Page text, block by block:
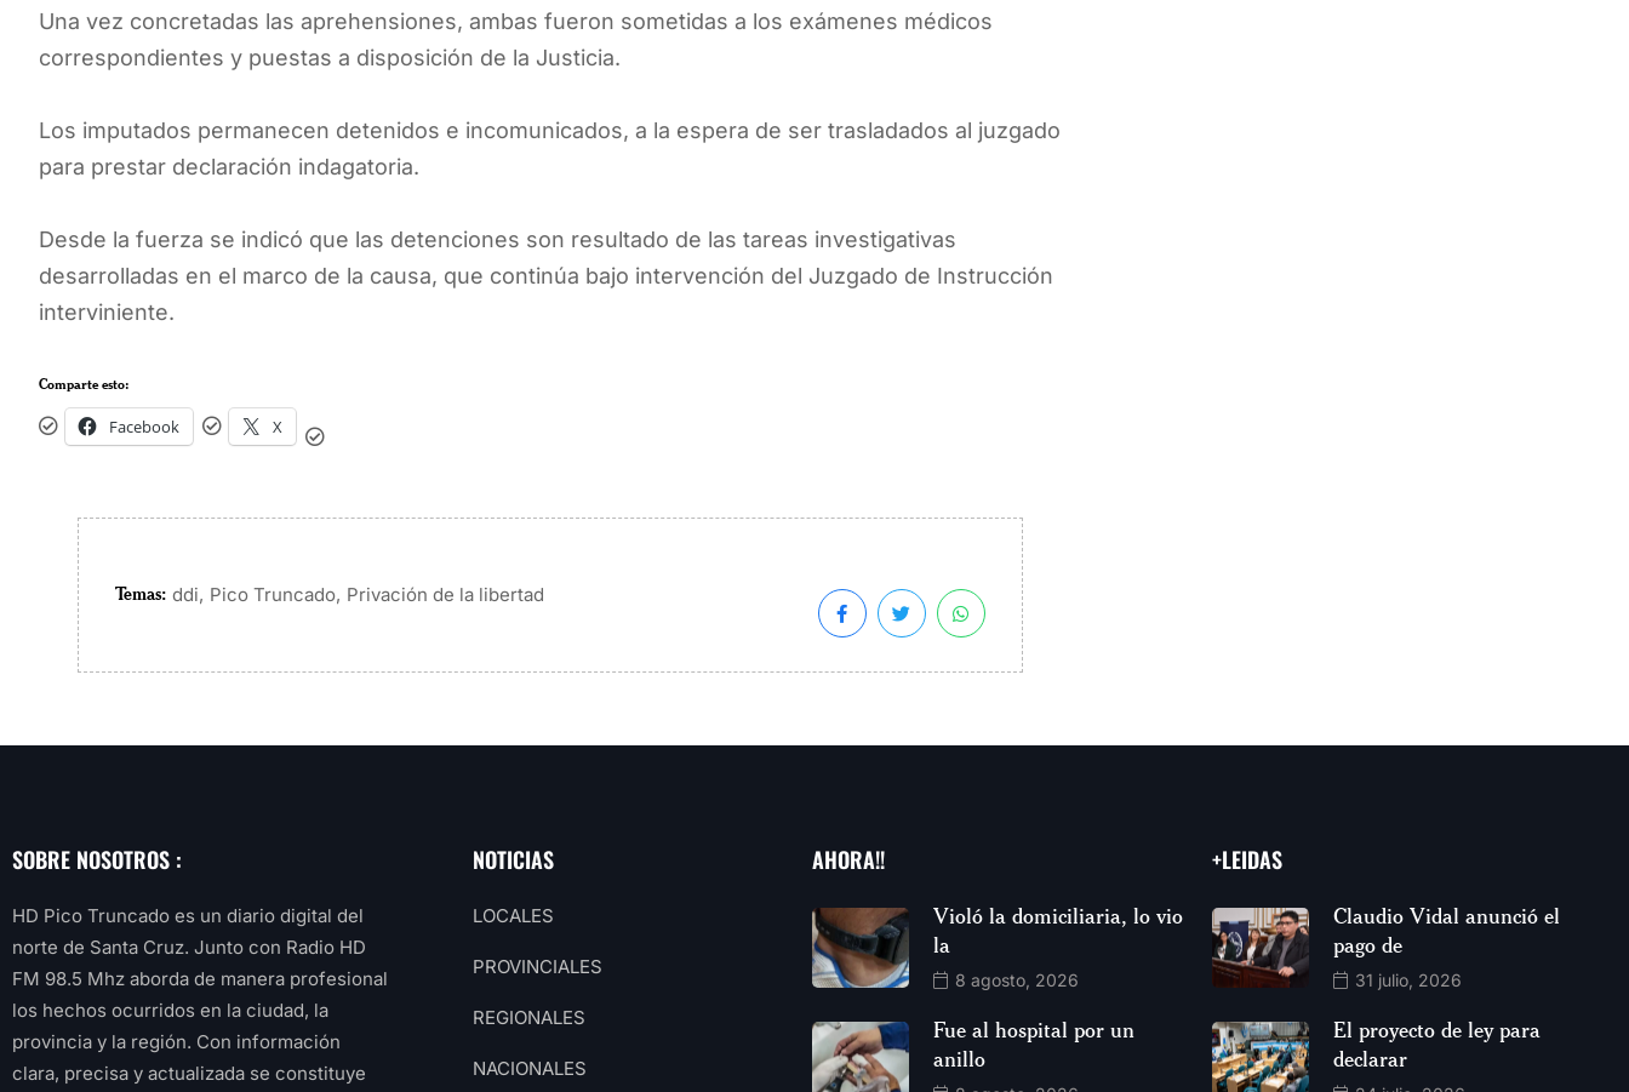
Una vez concretadas las aprehensiones, ambas fueron sometidas a los exámenes médicos
correspondientes y puestas a disposición de la Justicia.
Los imputados permanecen detenidos e incomunicados, a la espera de ser trasladados al juzgado
para prestar declaración indagatoria.
Desde la fuerza se indicó que las detenciones son resultado de las tareas investigativas
desarrolladas en el marco de la causa, que continúa bajo intervención del Juzgado de Instrucción
interviniente.
Comparte esto:
Facebook X
Temas: ddi, Pico Truncado, Privación de la libertad
SOBRE NOSOTROS :
HD Pico Truncado es un diario digital del
norte de Santa Cruz. Junto con Radio HD
FM 98.5 Mhz aborda de manera profesional
los hechos ocurridos en la ciudad, la
provincia y la región. Con información
clara, precisa y actualizada se constituye
NOTICIAS
LOCALES
PROVINCIALES
REGIONALES
NACIONALES
AHORA!!
Violó la domiciliaria, lo vio
la
8 agosto, 2026
Fue al hospital por un
anillo
+LEIDAS
Claudio Vidal anunció el
pago de
31 julio, 2026
El proyecto de ley para
declarar